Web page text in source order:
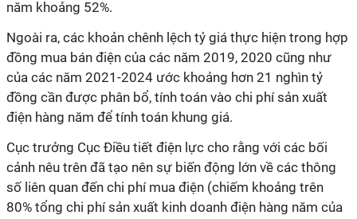
năm khoảng 52%.
Ngoài ra, các khoản chênh lệch tỷ giá thực hiện trong hợp
đồng mua bán điện của các năm 2019, 2020 cũng như
của các năm 2021-2024 ước khoảng hơn 21 nghìn tỷ
đồng cần được phân bổ, tính toán vào chi phí sản xuất
điện hàng năm để tính toán khung giá.
Cục trưởng Cục Điều tiết điện lực cho rằng với các bối
cảnh nêu trên đã tạo nên sự biến động lớn về các thông
số liên quan đến chi phí mua điện (chiếm khoảng trên
80% tổng chi phí sản xuất kinh doanh điện hàng năm của